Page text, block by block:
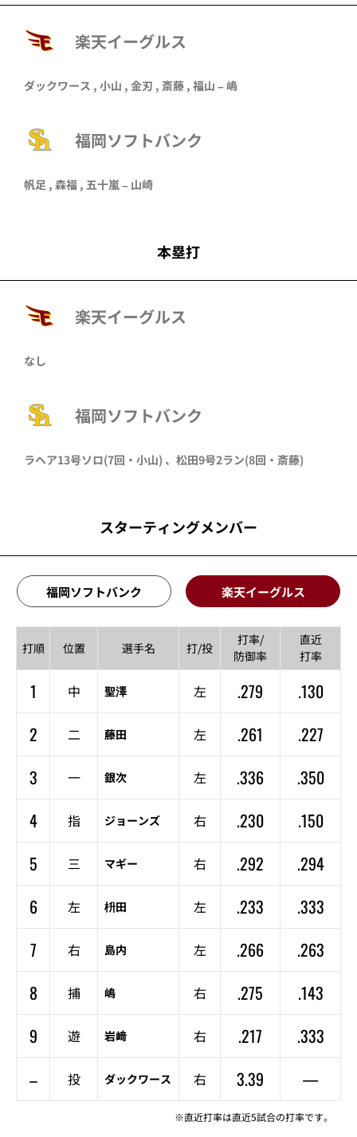
楽天イーグルス
ダックワース , 小山 , 金刃 , 斎藤 , 福山 – 嶋
福岡ソフトバンク
帆足 , 森福 , 五十嵐 – 山崎
本塁打
楽天イーグルス
なし
福岡ソフトバンク
ラヘア13号ソロ(7回・ 小山) 、 松田9号2ラン(8回・ 斎藤)
スターティングメンバー
福岡ソフトバンク 楽天イーグルス
打順 位置 選手名 打/投
打率/
防御率
直近
打率
1 中 聖澤 左 .279
.130
2
二 藤田 左 .261
.227
3
一 銀次 左 .336
.350
4
指 ジョーンズ 右 .230
.150
5
三 マギー 右 .292
.294
6
左 枡田 左 .233
.333
7
右 島内 左 .266
.263
8
捕 嶋 右 .275
.143
9
遊 岩﨑 右 .217
.333
–
投 ダックワース 右 3.39 —
※直近打率は直近5試合の打率です。